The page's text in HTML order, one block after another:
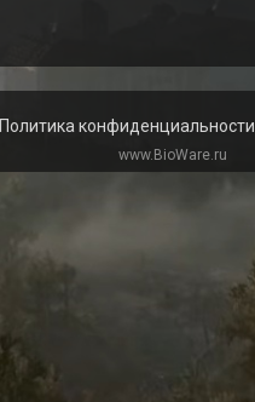
Политика конфиденциальности
www.BioWare.ru